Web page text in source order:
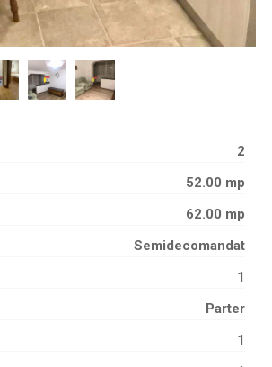
2
52.00 mp
62.00 mp
Semidecomandat
1
Parter
1